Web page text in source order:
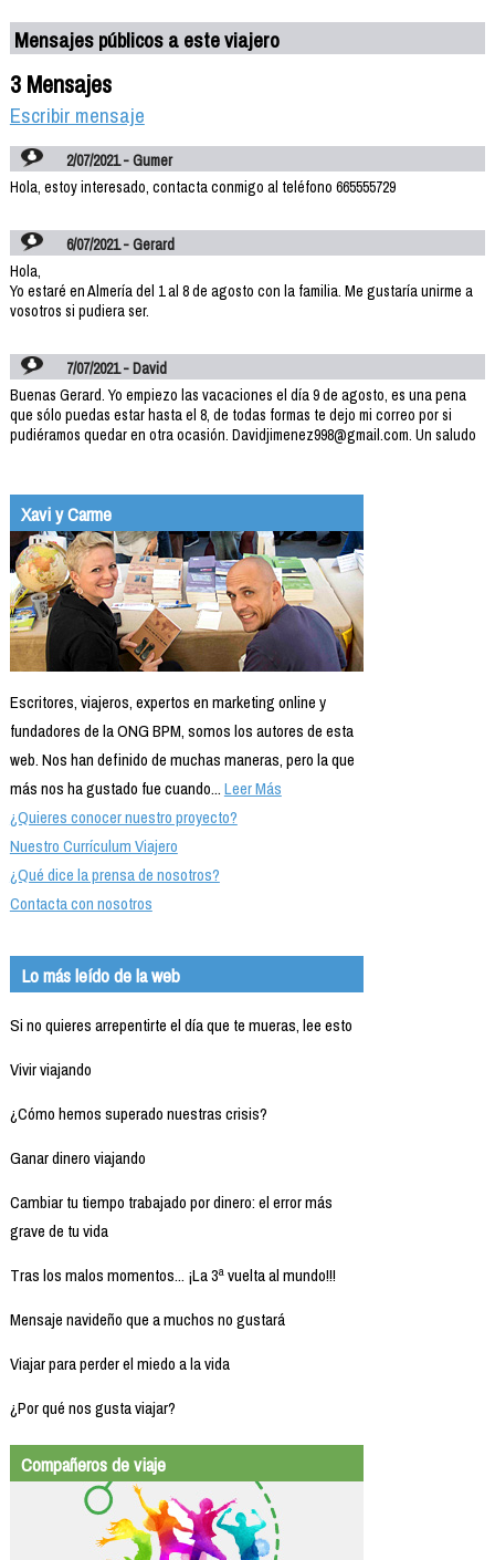
Mensajes públicos a este viajero
3 Mensajes
Escribir mensaje
2/07/2021 - Gumer
Hola, estoy interesado, contacta conmigo al teléfono 665555729
6/07/2021 - Gerard
Hola,
Yo estaré en Almería del 1 al 8 de agosto con la familia. Me gustaría unirme a
vosotros si pudiera ser.
7/07/2021 - David
Buenas Gerard. Yo empiezo las vacaciones el día 9 de agosto, es una pena
que sólo puedas estar hasta el 8, de todas formas te dejo mi correo por si
pudiéramos quedar en otra ocasión. Davidjimenez998@gmail.com. Un saludo
Xavi y Carme
Escritores, viajeros, expertos en marketing online y
fundadores de la ONG BPM, somos los autores de esta
web. Nos han definido de muchas maneras, pero la que
más nos ha gustado fue cuando...Leer Más
¿Quieres conocer nuestro proyecto?
Nuestro Currículum Viajero
¿Qué dice la prensa de nosotros?
Contacta con nosotros
Lo más leído de la web
Si no quieres arrepentirte el día que te mueras, lee esto
Vivir viajando
¿Cómo hemos superado nuestras crisis?
Ganar dinero viajando
Cambiar tu tiempo trabajado por dinero: el error más
grave de tu vida
Tras los malos momentos... ¡La 3ª vuelta al mundo!!!
Mensaje navideño que a muchos no gustará
Viajar para perder el miedo a la vida
¿Por qué nos gusta viajar?
Compañeros de viaje